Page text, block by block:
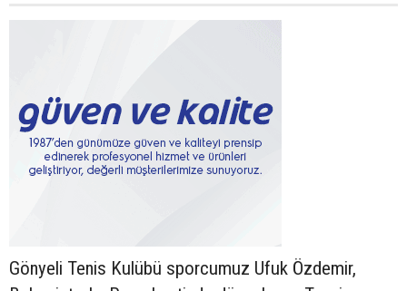
Gönyeli Tenis Kulübü sporcumuz Ufuk Özdemir,